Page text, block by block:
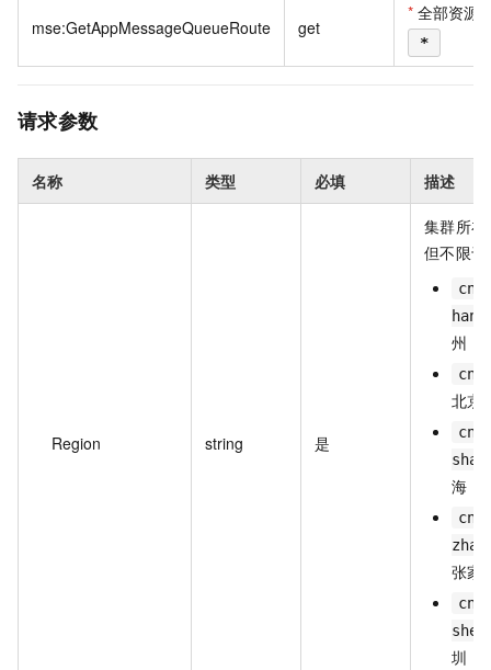
mse:GetAppMessageQueueRoute get
* 全部资源
*
请求参数
名称 类型 必填 描述
Region string 是
集群所
但不限
cn-
州
cn-
北京
cn-
海
cn-
张家
cn-
圳